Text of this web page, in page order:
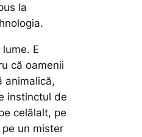
la
E
că oamenii
animalică,
instinctul de
celălalt, pe
un mister